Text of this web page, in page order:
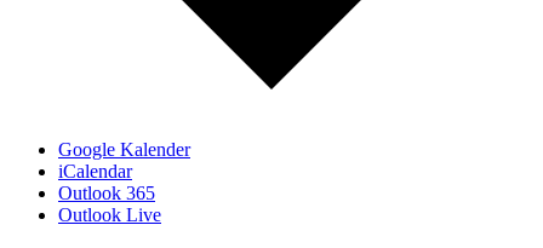
Google Kalender
iCalendar
Outlook 365
Outlook Live